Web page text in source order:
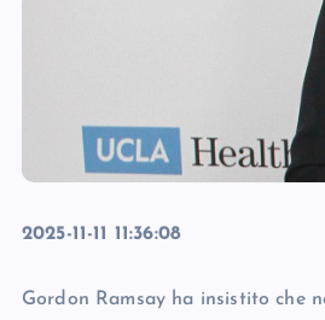
2025-11-11 11:36:08
Gordon Ramsay ha insistito che